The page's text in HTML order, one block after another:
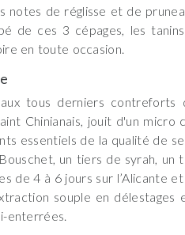
notes de réglisse et de
de ces 3 cépages, les
en toute occasion.
tous derniers contreforts
Chinianais, jouit d'un
essentiels de la qualité de
un tiers de syrah,
de 4 à 6 jours sur l’Alicante
souple en
enterrées.